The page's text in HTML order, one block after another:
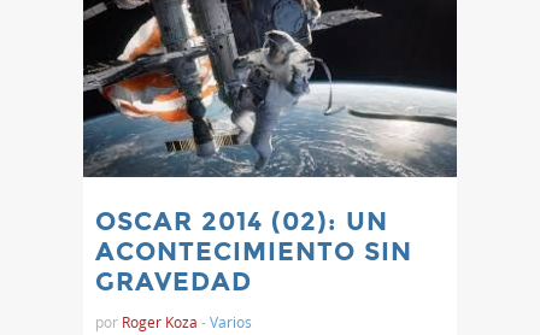
OSCAR 2014 (02): UN
ACONTECIMIENTO SIN
GRAVEDAD
por Roger Koza -Varios